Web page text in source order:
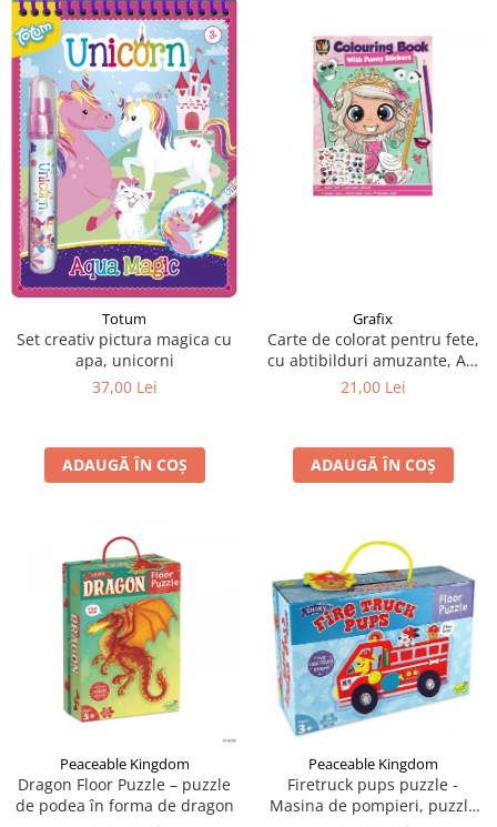
Totum
Set creativ pictura magica cu
apa, unicorni
37,00 Lei
ADAUGĂ ÎN COȘ
Grafix
Carte de colorat pentru fete,
cu abtibilduri amuzante, A4,
24 pagini
21,00 Lei
ADAUGĂ ÎN COȘ
Peaceable Kingdom
Dragon Floor Puzzle – puzzle
de podea în forma de dragon
Peaceable Kingdom
Firetruck pups puzzle -
Masina de pompieri, puzzle